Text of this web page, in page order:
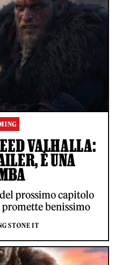
VALHALLA:
È UNA
prossimo capitolo
promette benissimo
STONE IT